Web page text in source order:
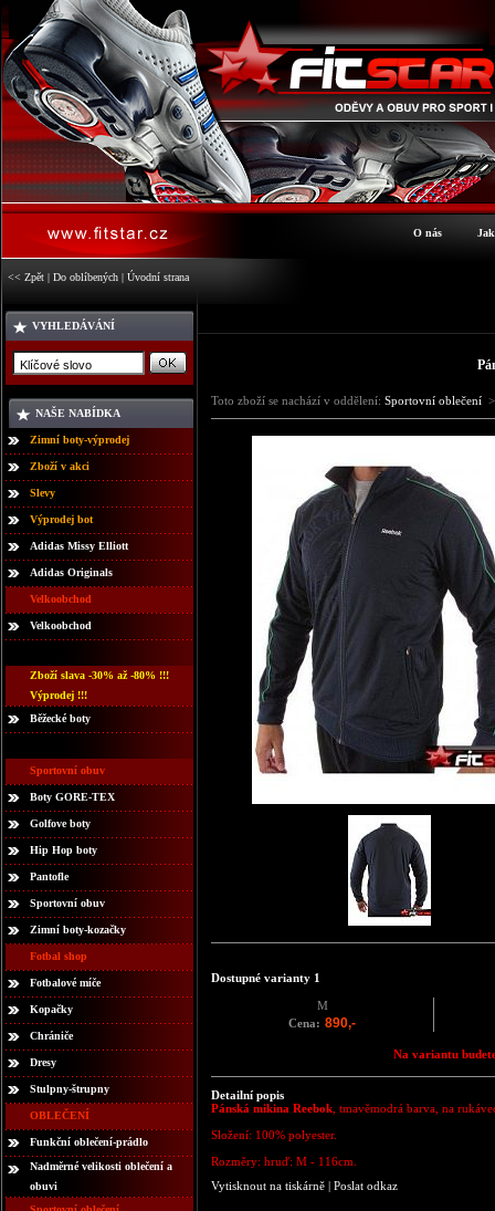
O nás
<< Zpět | Do oblíbených | Úvodní strana
VYHLEDÁVÁNÍ
NAŠE NABÍDKA
Zimní boty-výprodej
Zboží v akci
Slevy
Výprodej bot
Adidas Missy Elliott
Adidas Originals
Velkoobchod
Velkoobchod
Zboží slava -30% až -80% !!!
Výprodej !!!
Běžecké boty
Sportovní obuv
Boty GORE-TEX
Golfove boty
Hip Hop boty
Pantofle
Sportovní obuv
Zimní boty-kozačky
Fotbal shop
Fotbalové míče
Kopačky
Chrániče
Dresy
Stulpny-štrupny
OBLEČENÍ
Funkční oblečení-prádlo
Nadměrné velikosti oblečení a
obuvi
Toto zboží se nachází v oddělení: Sportovní oblečení
Dostupné varianty 1
M
Cena: 890,-
Na variantu
Detailní popis
Pánská mikina Reebok , tmavěmodrá barva, na
Složení: 100% polyester.
Rozměry: hruď: M - 116cm.
Vytisknout na tiskárně | Poslat odkaz